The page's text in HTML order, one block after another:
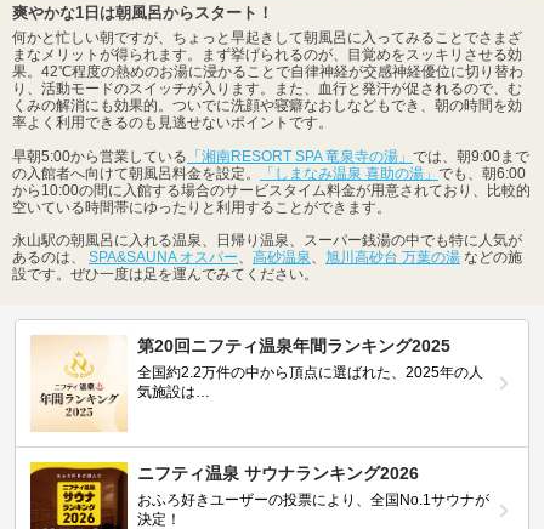
爽やかな1日は朝風呂からスタート！
何かと忙しい朝ですが、ちょっと早起きして朝風呂に入ってみることでさまざ
まなメリットが得られます。まず挙げられるのが、目覚めをスッキリさせる効
果。42℃程度の熱めのお湯に浸かることで自律神経が交感神経優位に切り替わ
り、活動モードのスイッチが入ります。また、血行と発汗が促されるので、む
くみの解消にも効果的。ついでに洗顔や寝癖なおしなどもでき、朝の時間を効
率よく利用できるのも見逃せないポイントです。
早朝5:00から営業している 「湘南RESORT SPA 竜泉寺の湯」 では、朝9:00まで
の入館者へ向けて朝風呂料金を設定。
「しまなみ温泉 喜助の湯」 でも、朝6:00
から10:00の間に入館する場合のサービスタイム料金が用意されており、比較的
空いている時間帯にゆったりと利用することができます。
永山駅の朝風呂に入れる温泉、日帰り温泉、スーパー銭湯の中でも特に人気が
あるのは、 SPA&SAUNA オスパー、 高砂温泉、 旭川高砂台 万葉の湯 などの施
設です。ぜひ一度は足を運んでみてください。
第20回ニフティ温泉年間ランキング2025
全国約2.2万件の中から頂点に選ばれた、2025年の人
気施設は…
ニフティ温泉 サウナランキング2026
おふろ好きユーザーの投票により、全国No.1サウナが
決定！